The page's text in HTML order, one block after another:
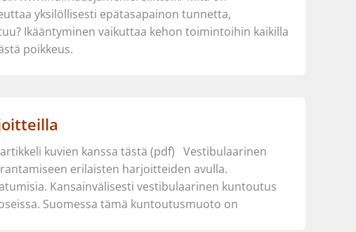
yksilöllisesti epätasapainon tunnetta,
Ikääntyminen vaikuttaa kehon toimintoihin kaikilla
poikkeus.
kuvien kanssa tästä (pdf) Vestibulaarinen
erilaisten harjoitteiden avulla.
Kansainvälisesti vestibulaarinen kuntoutus
Suomessa tämä kuntoutusmuoto on